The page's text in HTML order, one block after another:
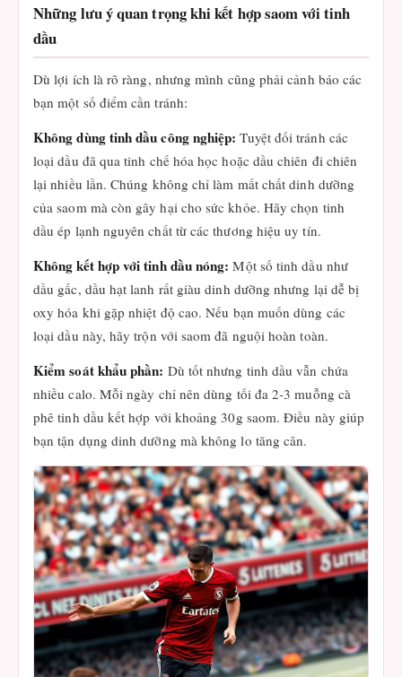
Những lưu ý quan trọng khi kết hợp saom với tinh
dầu
Dù lợi ích là rõ ràng, nhưng mình cũng phải cảnh báo các
bạn một số điểm cần tránh:
Không dùng tinh dầu công nghiệp: Tuyệt đối tránh các
loại dầu đã qua tinh chế hóa học hoặc dầu chiên đi chiên
lại nhiều lần. Chúng không chỉ làm mất chất dinh dưỡng
của saom mà còn gây hại cho sức khỏe. Hãy chọn tinh
dầu ép lạnh nguyên chất từ các thương hiệu uy tín.
Không kết hợp với tinh dầu nóng: Một số tinh dầu như
dầu gấc, dầu hạt lanh rất giàu dinh dưỡng nhưng lại dễ bị
oxy hóa khi gặp nhiệt độ cao. Nếu bạn muốn dùng các
loại dầu này, hãy trộn với saom đã nguội hoàn toàn.
Kiểm soát khẩu phần: Dù tốt nhưng tinh dầu vẫn chứa
nhiều calo. Mỗi ngày chỉ nên dùng tối đa 2-3 muỗng cà
phê tinh dầu kết hợp với khoảng 30g saom. Điều này giúp
bạn tận dụng dinh dưỡng mà không lo tăng cân.